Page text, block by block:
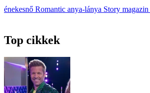
énekesnő Romantic anya-lánya Story magazin
Top cikkek